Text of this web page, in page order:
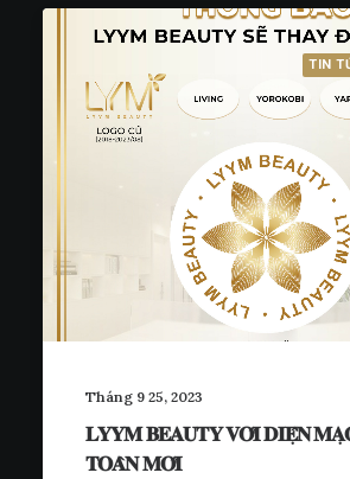
TIN
Tháng 9 25, 2023
𝐋𝐘𝐘𝐌 𝐁𝐄𝐀𝐔𝐓𝐘 𝐕𝐎̛́𝐈 𝐃𝐈𝐄̣̂𝐍
𝐓𝐎𝐀̀𝐍 𝐌𝐎̛́𝐈